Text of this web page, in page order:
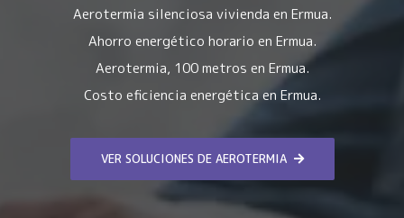
Aerotermia silenciosa vivienda en Ermua.
Ahorro energético horario en Ermua.
Aerotermia, 100 metros en Ermua.
Costo eficiencia energética en Ermua.
VER SOLUCIONES DE AEROTERMIA